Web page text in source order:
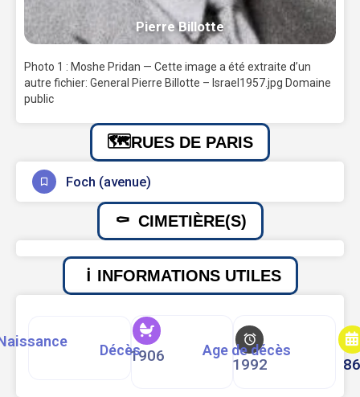
Pierre Billotte
Photo 1 : Moshe Pridan — Cette image a été extraite d’un
autre fichier: General Pierre Billotte – Israel1957.jpg Domaine
public
RUES DE PARIS
Foch (avenue)
CIMETIÈRE(S)
INFORMATIONS UTILES
1906
Décès
1992
Age de décès